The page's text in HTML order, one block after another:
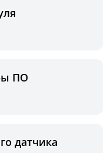
ПО
датчика